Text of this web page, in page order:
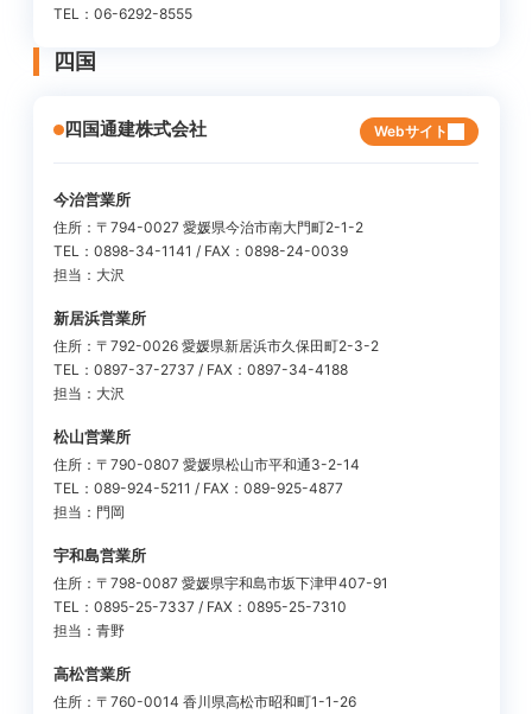
TEL：06-6292-8555
四国
四国通建株式会社 Webサイト
今治営業所
住所：〒794-0027 愛媛県今治市南大門町2-1-2
TEL：0898-34-1141 / FAX：0898-24-0039
担当：大沢
新居浜営業所
住所：〒792-0026 愛媛県新居浜市久保田町2-3-2
TEL：0897-37-2737 / FAX：0897-34-4188
担当：大沢
松山営業所
住所：〒790-0807 愛媛県松山市平和通3-2-14
TEL：089-924-5211 / FAX：089-925-4877
担当：門岡
宇和島営業所
住所：〒798-0087 愛媛県宇和島市坂下津甲407-91
TEL：0895-25-7337 / FAX：0895-25-7310
担当：青野
高松営業所
住所：〒760-0014 香川県高松市昭和町1-1-26